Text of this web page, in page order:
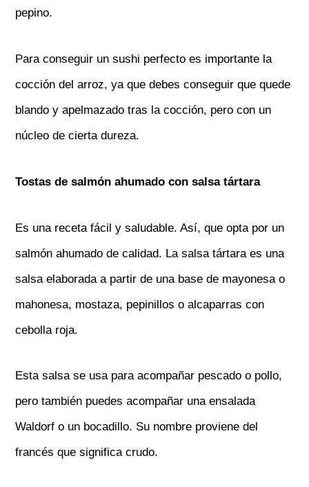
pepino.
Para conseguir un sushi perfecto es importante la
cocción del arroz, ya que debes conseguir que quede
blando y apelmazado tras la cocción, pero con un
núcleo de cierta dureza.
Tostas de salmón ahumado con salsa tártara
Es una receta fácil y saludable. Así, que opta por un
salmón ahumado de calidad. La salsa tártara es una
salsa elaborada a partir de una base de mayonesa o
mahonesa, mostaza, pepinillos o alcaparras con
cebolla roja.
Esta salsa se usa para acompañar pescado o pollo,
pero también puedes acompañar una ensalada
Waldorf o un bocadillo. Su nombre proviene del
francés que significa crudo.